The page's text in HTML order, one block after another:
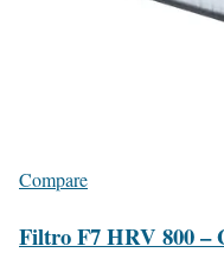
Compare
Filtro F7 HRV 800 –